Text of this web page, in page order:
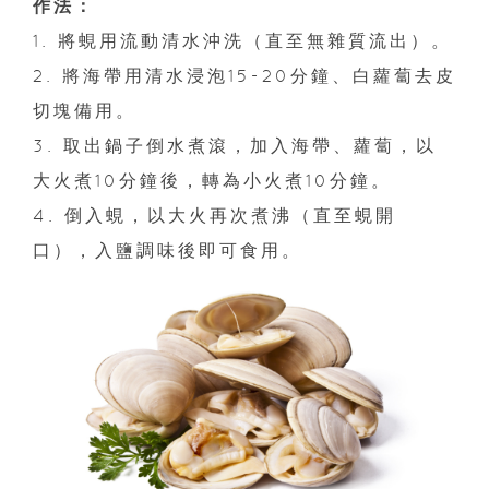
作法：
1. 將蜆用流動清水沖洗（直至無雜質流出）。
2. 將海帶用清水浸泡15-20分鐘、白蘿蔔去皮
切塊備用。
3. 取出鍋子倒水煮滾，加入海帶、蘿蔔，以
大火煮10分鐘後，轉為小火煮10分鐘。
4. 倒入蜆，以大火再次煮沸（直至蜆開
口），入鹽調味後即可食用。